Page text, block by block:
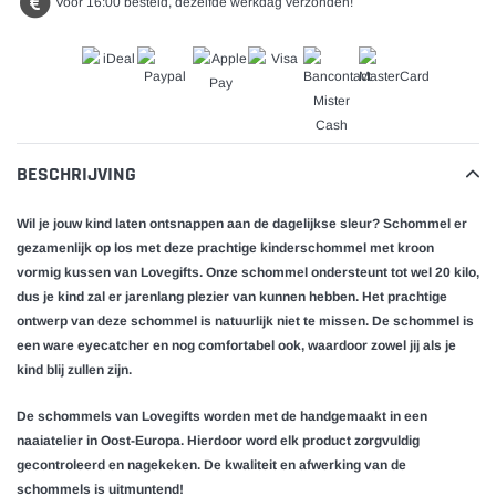
BESCHRIJVING
Wil je jouw kind laten ontsnappen aan de dagelijkse sleur? Schommel er
gezamenlijk op los met deze prachtige kinderschommel met kroon
vormig kussen van Lovegifts. Onze schommel ondersteunt tot wel 20 kilo,
dus je kind zal er jarenlang plezier van kunnen hebben. Het prachtige
ontwerp van deze schommel is natuurlijk niet te missen. De schommel is
een ware eyecatcher en nog comfortabel ook, waardoor zowel jij als je
kind blij zullen zijn.
De schommels van Lovegifts worden met de handgemaakt in een
naaiatelier in Oost-Europa. Hierdoor word elk product zorgvuldig
gecontroleerd en nagekeken. De kwaliteit en afwerking van de
schommels is uitmuntend!